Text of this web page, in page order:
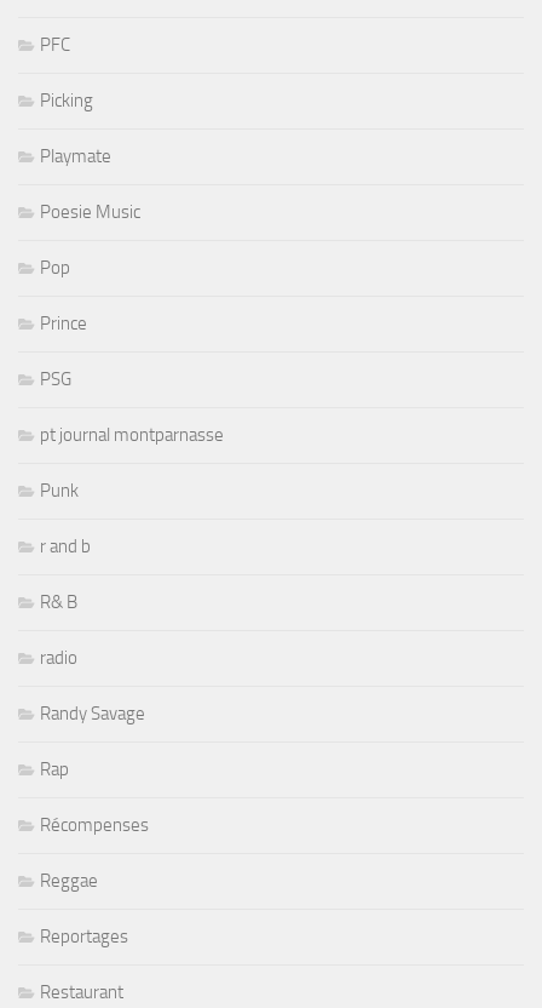
PFC
Picking
Playmate
Poesie Music
Pop
Prince
PSG
pt journal montparnasse
Punk
r and b
R& B
radio
Randy Savage
Rap
Récompenses
Reggae
Reportages
Restaurant